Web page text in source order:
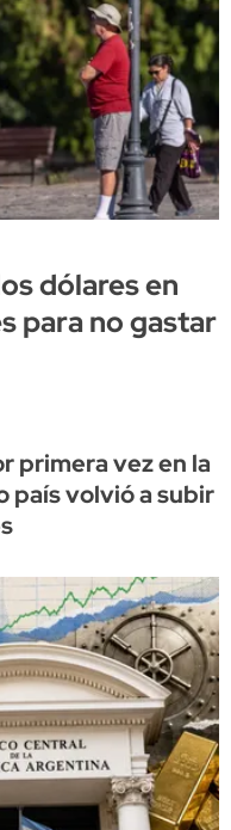
dólares en
para no gastar
primera vez en la
país volvió a subir